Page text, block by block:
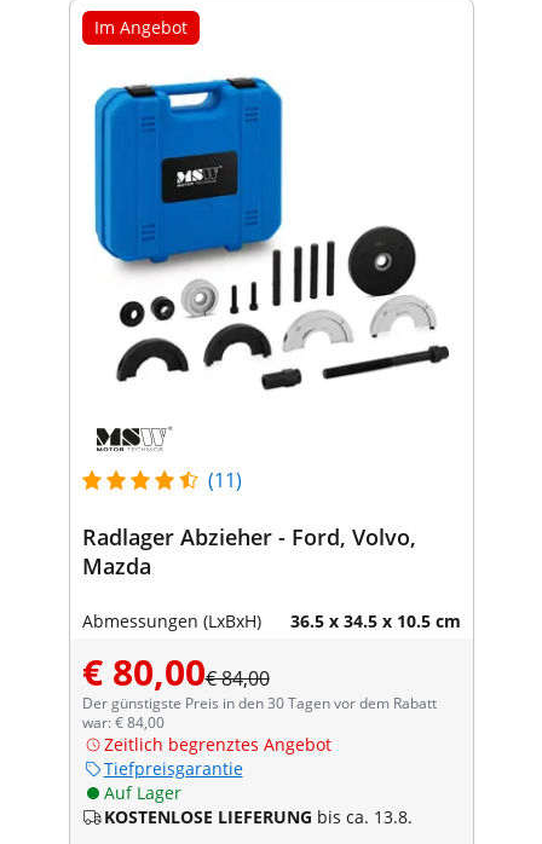
Im Angebot
(11)
Radlager Abzieher - Ford, Volvo,
Mazda
Abmessungen (LxBxH) 36.5 x 34.5 x 10.5 cm
€ 80,00€ 84,00
Der günstigste Preis in den 30 Tagen vor dem Rabatt
war: € 84,00
Zeitlich begrenztes Angebot
Tiefpreisgarantie
Auf Lager
KOSTENLOSE LIEFERUNG bis ca. 13.8.